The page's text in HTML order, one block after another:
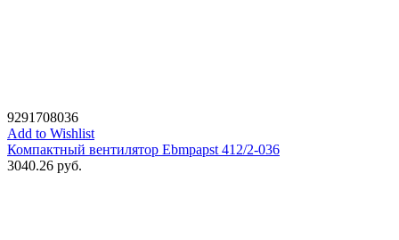
9291708036
Add to Wishlist
Компактный вентилятор Ebmpapst 412/2-036
3040.26 руб.